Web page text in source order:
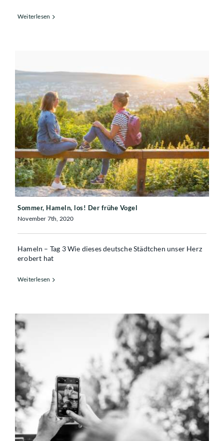
Weiterlesen
Sommer, Hameln, los! Der frühe Vogel
Sommer, Hameln, los! Der frühe Vogel
November 7th, 2020
Hameln – Tag 3 Wie dieses deutsche Städtchen unser Herz
erobert hat
Weiterlesen
Sommer, Hameln, los! Sommerfrische